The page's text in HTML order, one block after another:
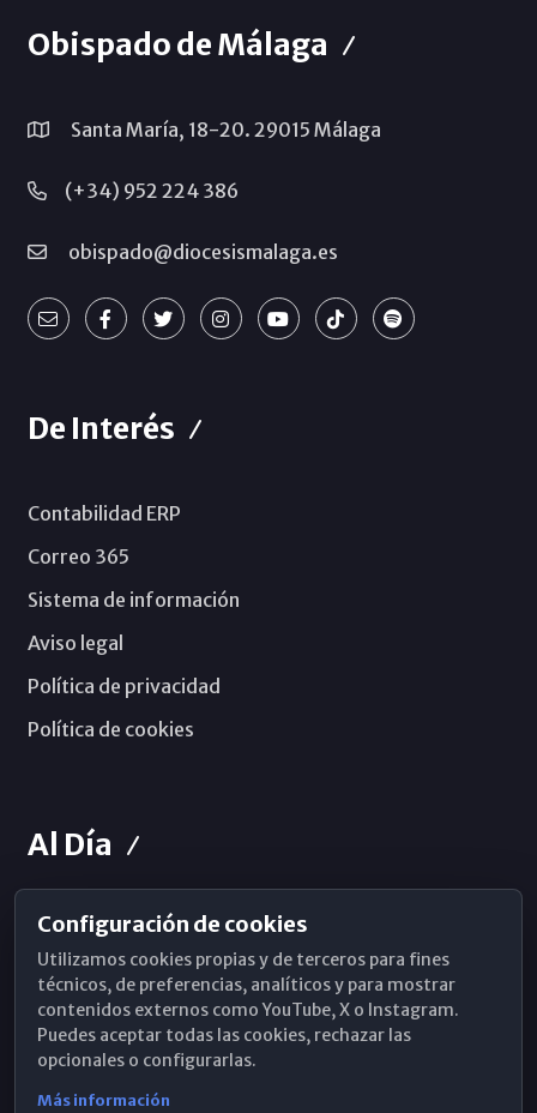
Obispado de Málaga
Santa María, 18-20. 29015 Málaga
(+34) 952 224 386
obispado@diocesismalaga.es
De Interés
Contabilidad ERP
Correo 365
Sistema de información
Aviso legal
Política de privacidad
Política de cookies
Al Día
Horarios de Misa
Hemeroteca
WhatsApp
Configuración de cookies
Utilizamos cookies propias y de terceros para fines
técnicos, de preferencias, analíticos y para mostrar
contenidos externos como YouTube, X o Instagram.
Puedes aceptar todas las cookies, rechazar las
opcionales o configurarlas.
Más información